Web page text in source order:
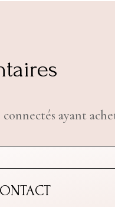
connectés ayant